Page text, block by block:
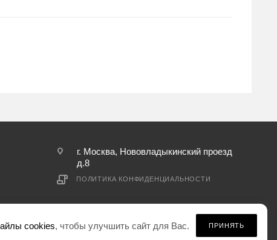
г. Москва, Нововладыкинский проезд
д.8
ПОЛИТИКА КОНФИДЕНЦИАЛЬНОСТИ
cookies, чтобы улучшить сайт для Вас. ПРИНЯТЬ